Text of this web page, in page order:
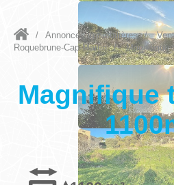
/ Annonces immobilières /
Roquebrune-Cap-Martin
/ Magnifique
Magnifique